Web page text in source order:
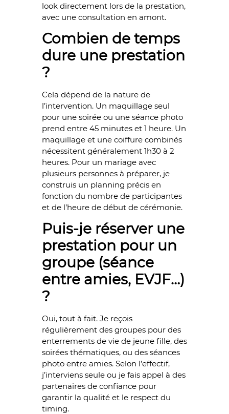
look directement lors de la prestation,
avec une consultation en amont.
Combien de temps
dure une prestation
?
Cela dépend de la nature de
l’intervention. Un maquillage seul
pour une soirée ou une séance photo
prend entre 45 minutes et 1 heure. Un
maquillage et une coiffure combinés
nécessitent généralement 1h30 à 2
heures. Pour un mariage avec
plusieurs personnes à préparer, je
construis un planning précis en
fonction du nombre de participantes
et de l’heure de début de cérémonie.
Puis-je réserver une
prestation pour un
groupe (séance
entre amies, EVJF…)
?
Oui, tout à fait. Je reçois
régulièrement des groupes pour des
enterrements de vie de jeune fille, des
soirées thématiques, ou des séances
photo entre amies. Selon l’effectif,
j’interviens seule ou je fais appel à des
partenaires de confiance pour
garantir la qualité et le respect du
timing.